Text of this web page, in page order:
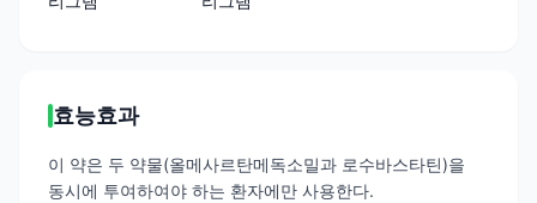
효능효과
이 약은 두 약물(올메사르탄메독소밀과 로수바스타틴)을
동시에 투여하여야 하는 환자에만 사용한다.